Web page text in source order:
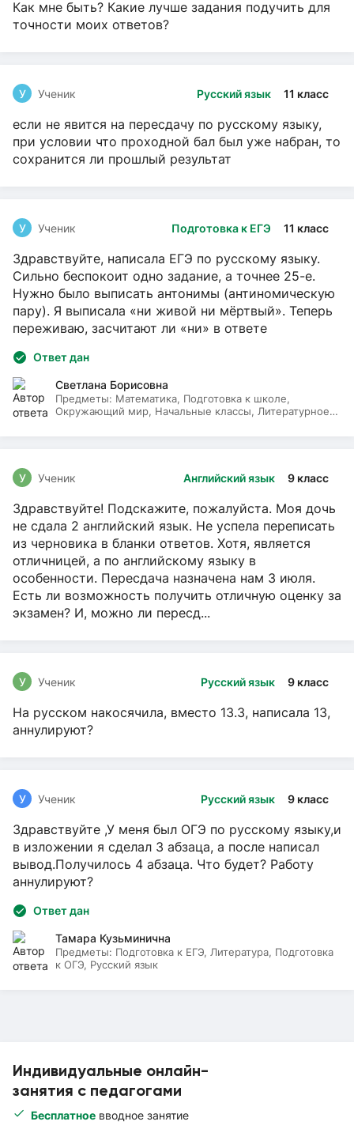
Индивидуальные онлайн-
занятия с педагогами
Бесплатное вводное занятие
Как мне быть? Какие лучше задания подучить для
точности моих ответов?
Русский язык 11 класс
У Ученик
если не явится на пересдачу по русскому языку,
при условии что проходной бал был уже набран, то
сохранится ли прошлый результат
Подготовка к ЕГЭ 11 класс
У Ученик
Здравствуйте, написала ЕГЭ по русскому языку.
Сильно беспокоит одно задание, а точнее 25-е.
Нужно было выписать антонимы (антиномическую
пару). Я выписала «ни живой ни мёртвый». Теперь
переживаю, засчитают ли «ни» в ответе
Ответ дан
Светлана Борисовна
Предметы: Математика, Подготовка к школе,
Окружающий мир, Начальные классы, Литературное
Английский язык 9 класс
У Ученик
Здравствуйте! Подскажите, пожалуйста. Моя дочь
не сдала 2 английский язык. Не успела переписать
из черновика в бланки ответов. Хотя, является
отличницей, а по английскому языку в
особенности. Пересдача назначена нам 3 июля.
Есть ли возможность получить отличную оценку за
экзамен? И, можно ли пересд...
Русский язык 9 класс
У Ученик
На русском накосячила, вместо 13.3, написала 13,
аннулируют?
Русский язык 9 класс
У Ученик
Здравствуйте ,У меня был ОГЭ по русскому языку,и
в изложении я сделал 3 абзаца, а после написал
вывод.Получилось 4 абзаца. Что будет? Работу
аннулируют?
Ответ дан
Тамара Кузьминична
Предметы: Подготовка к ЕГЭ, Литература, Подготовка
к ОГЭ, Русский язык